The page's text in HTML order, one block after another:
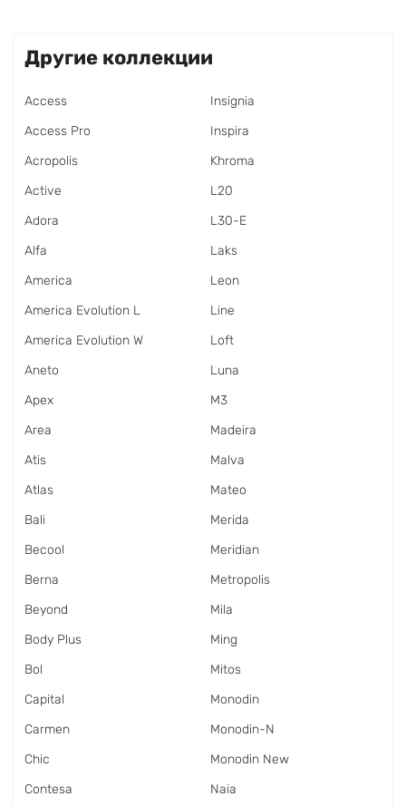
Другие коллекции
Access
Access Pro
Acropolis
Active
Adora
Alfa
America
America Evolution L
America Evolution W
Aneto
Apex
Area
Atis
Atlas
Bali
Becool
Berna
Beyond
Body Plus
Bol
Capital
Carmen
Chic
Contesa
Insignia
Inspira
Khroma
L20
L30-E
Laks
Leon
Line
Loft
Luna
M3
Madeira
Malva
Mateo
Merida
Meridian
Metropolis
Mila
Ming
Mitos
Monodin
Monodin-N
Monodin New
Naia